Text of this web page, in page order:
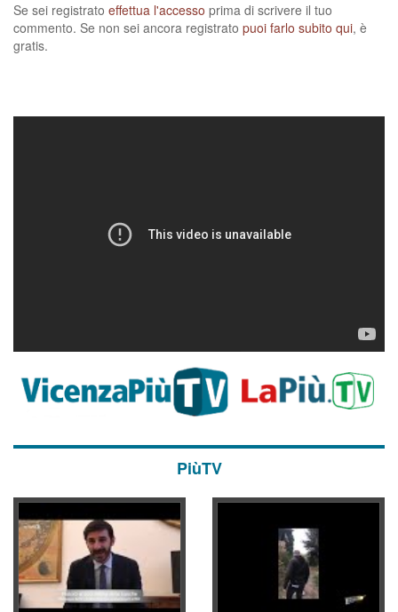
Se sei registrato effettua l'accesso prima di scrivere il tuo
commento. Se non sei ancora registrato puoi farlo subito qui, è
gratis.
PiùTV